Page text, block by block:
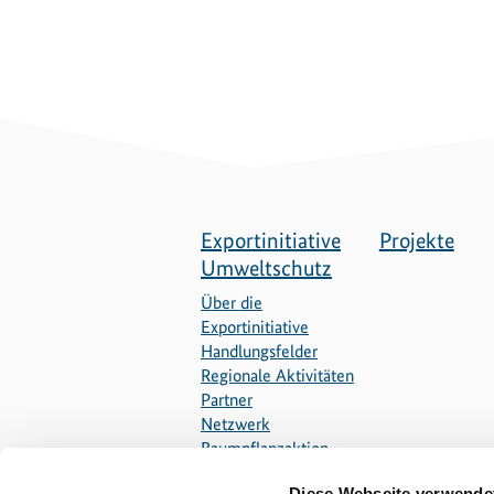
Exportinitiative
Umweltschutz
Über die
Exportinitiative
Handlungsfelder
Regionale Aktivitäten
Partner
Netzwerk
Baumpflanzaktion
Projekte